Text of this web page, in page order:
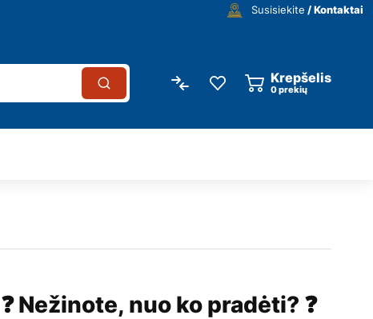
Susisiekite / Kontaktai
Krepšelis
0prekių
❓ Nežinote, nuo ko pradėti? ❓